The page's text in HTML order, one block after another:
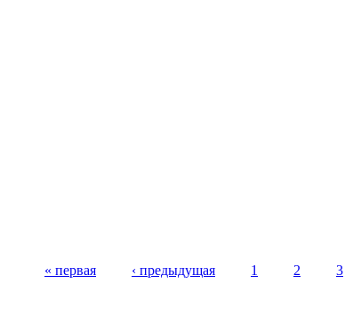
« первая ‹ предыдущая 1 2 3